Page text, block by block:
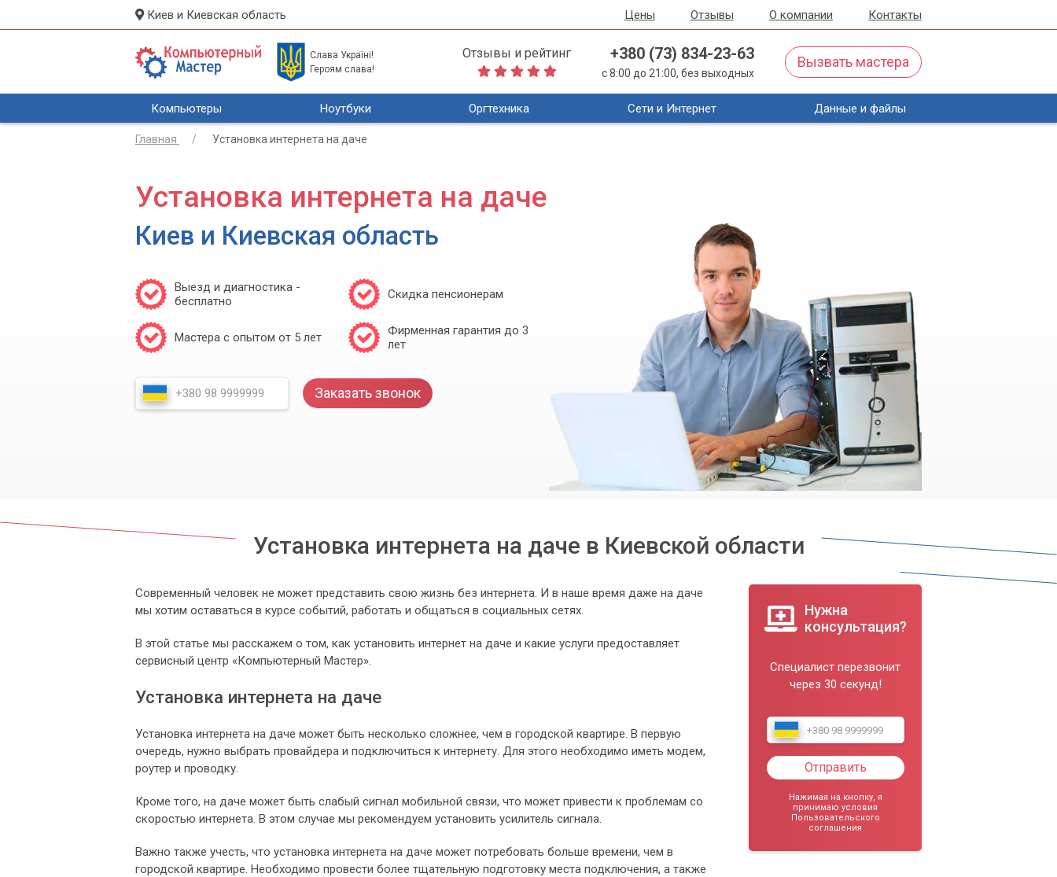
Киев и Киевская область Цены Отзывы О компании Контакты
Слава Україні!
Героям слава!
Отзывы и рейтинг +380 (73) 834-23-63
с 8:00 до 21:00, без выходных
Вызвать мастера
Компьютеры Ноутбуки Оргтехника Сети и Интернет Данные и файлы
Главная Установка интернета на даче
Установка интернета на даче
Киев и Киевская область
Выезд и диагностика -
бесплатно
Скидка пенсионерам
Мастера с опытом от 5 лет
Фирменная гарантия до 3
лет
Заказать звонок
Установка интернета на даче в Киевской области
Современный человек не может представить свою жизнь без интернета. И в наше время даже на даче
мы хотим оставаться в курсе событий, работать и общаться в социальных сетях.
В этой статье мы расскажем о том, как установить интернет на даче и какие услуги предоставляет
сервисный центр «Компьютерный Мастер».
Установка интернета на даче
Установка интернета на даче может быть несколько сложнее, чем в городской квартире. В первую
очередь, нужно выбрать провайдера и подключиться к интернету. Для этого необходимо иметь модем,
роутер и проводку.
Кроме того, на даче может быть слабый сигнал мобильной связи, что может привести к проблемам со
скоростью интернета. В этом случае мы рекомендуем установить усилитель сигнала.
Важно также учесть, что установка интернета на даче может потребовать больше времени, чем в
городской квартире. Необходимо провести более тщательную подготовку места подключения, а также
Нужна
консультация?
Специалист перезвонит
через 30 секунд!
Отправить
Нажимая на кнопку, я
принимаю условия
Пользовательского
соглашения